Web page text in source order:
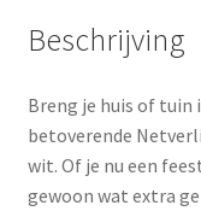
Beschrijving
Breng je huis of tuin
betoverende
wit. Of je nu een
gewoon wat extra